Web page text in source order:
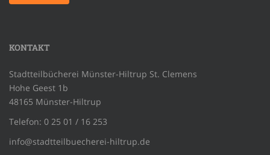
KONTAKT
Stadtteilbücherei Münster-Hiltrup St. Clemens
Hohe Geest 1b
48165 Münster-Hiltrup
Telefon: 0 25 01 / 16 253
info@stadtteilbuecherei-hiltrup.de